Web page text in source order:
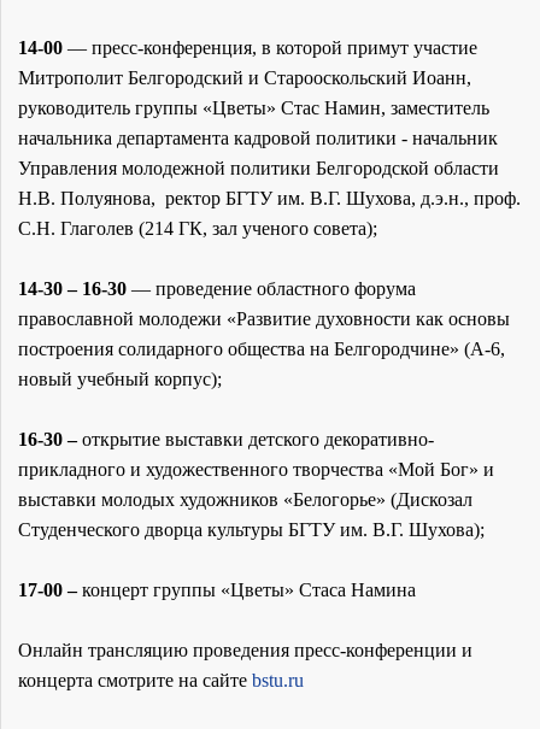
14-00 — пресс-конференция, в которой примут участие
Митрополит Белгородский и Старооскольский Иоанн,
руководитель группы «Цветы» Стас Намин, заместитель
начальника департамента кадровой политики - начальник
Управления молодежной политики Белгородской области
Н.В. Полуянова, ректор БГТУ им. В.Г. Шухова, д.э.н., проф.
С.Н. Глаголев (214 ГК, зал ученого совета);
14-30 – 16-30 — проведение областного форума
православной молодежи «Развитие духовности как основы
построения солидарного общества на Белгородчине» (А-6,
новый учебный корпус);
16-30 –открытие выставки детского декоративно-
прикладного и художественного творчества «Мой Бог» и
выставки молодых художников «Белогорье» (Дискозал
Студенческого дворца культуры БГТУ им. В.Г. Шухова);
17-00 –концерт группы «Цветы» Стаса Намина
Онлайн трансляцию проведения пресс-конференции и
концерта смотрите на сайте bstu.ru